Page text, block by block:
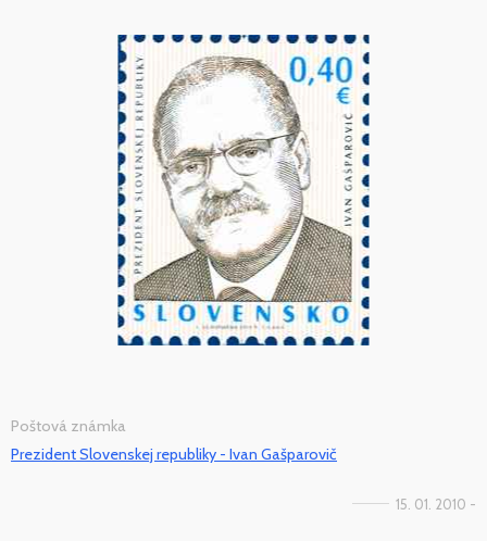
Poštová známka
Prezident Slovenskej republiky - Ivan Gašparovič
15. 01. 2010 -